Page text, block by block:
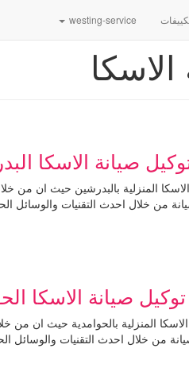
westing-service
بكم فى مركز صيانة اجهزة الاسكا المنزلية
خلال احدث التقنيات والوسائل
بكم فى مركز صيانة اجهزة الاسكا المنزلية
خلال احدث التقنيات والوسائل